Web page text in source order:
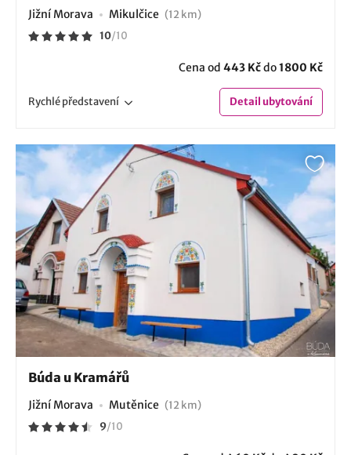
Jižní Morava Mikulčice (12 km)
10/10
Cena od 443 Kčdo1800 Kč
Rychlépředstavení Detailubytování
Búda u Kramářů
Jižní Morava Mutěnice (12 km)
9/10